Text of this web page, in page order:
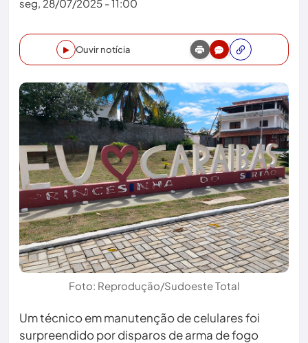
seg, 28/07/2025 - 11:00
Ouvir notícia
Foto: Reprodução/Sudoeste Total
Um técnico em manutenção de celulares foi
surpreendido por disparos de arma de fogo